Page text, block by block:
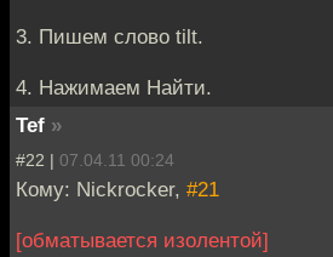
3. Пишем слово tilt.
4. Нажимаем Найти.
Tef »
#22 | 07.04.11 00:24
Кому: Nickrocker, #21
[обматывается изолентой]